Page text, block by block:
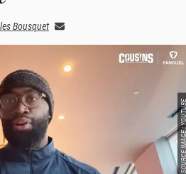
Bousquet
SOURCE